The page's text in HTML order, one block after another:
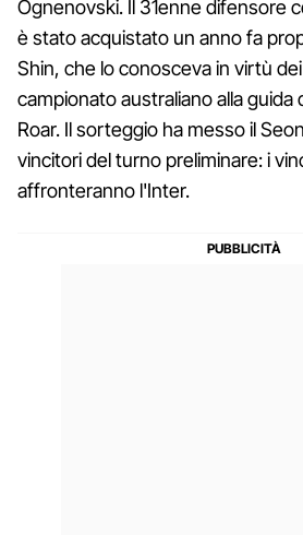
Ognenovski. Il 31enne difensore
è stato acquistato un anno fa
Shin, che lo conosceva in virtù
campionato australiano alla guida
Roar. Il sorteggio ha messo il
vincitori del turno preliminare: i
affronteranno l'Inter.